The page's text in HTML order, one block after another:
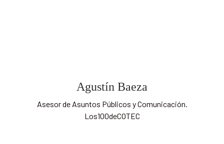
Agustín Baeza
Asesor de Asuntos Públicos y Comunicación.
Los100deCOTEC